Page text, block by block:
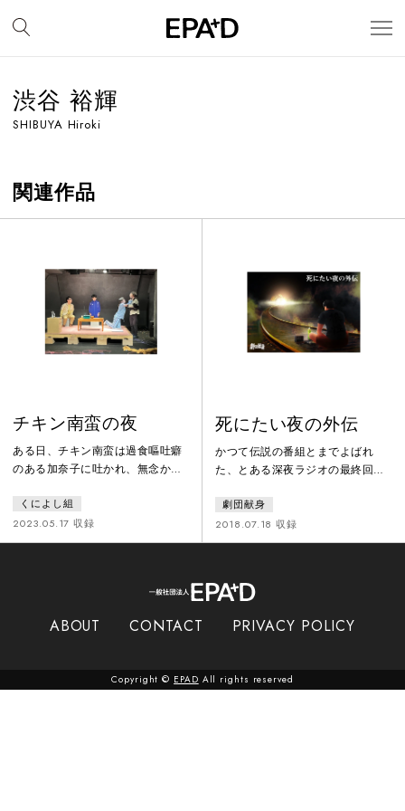
渋谷 裕輝
SHIBUYA Hiroki
関連作品
チキン南蛮の夜
ある日、チキン南蛮は過食嘔吐癖
のある加奈子に吐かれ、無念から
さから発狂しそうになった加奈子
はインコを飼い始めましたが、相
手は鳥。そうそう思い通りにいき
の子とチキン南蛮の地縛霊とイン
キン南蛮を消化するまでのお話で
くによし組
2023.05.17 収録
死にたい夜の外伝
かつて伝説の番組とまでよばれ
た、とある深夜ラジオの最終回。
たハガキ職人たちが、有楽町のカ
ラオケボックスに集まった。しか
し誰も、何も、喋らない。人間関
では誰とも繋がることができな
りを求め、もがき続けるワンシチ
劇団献身
2018.07.18 収録
ABOUT CONTACT PRIVACY POLICY
Copyright © EPAD All rights reserved